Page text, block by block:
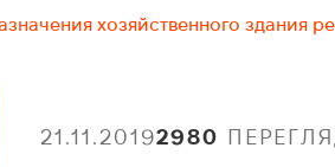
хозяйственного здания
21.11.20192980